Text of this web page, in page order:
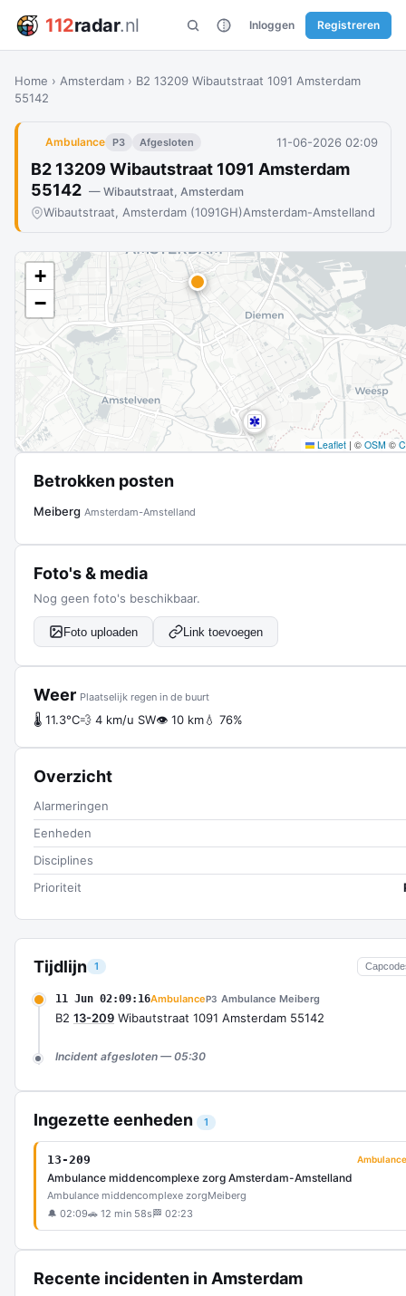
112radar.nl Inloggen Registreren
Home › Amsterdam › B2 13209 Wibautstraat 1091 Amsterdam
55142
Ambulance P3 Afgesloten 11-06-2026 02:09
B2 13209 Wibautstraat 1091 Amsterdam
55142 — Wibautstraat, Amsterdam
Wibautstraat, Amsterdam (1091GH)Amsterdam-Amstelland
Tijdlijn 1
11 Jun 02:09:16AmbulanceP3 Ambulance Meiberg
B2 13-209 Wibautstraat 1091 Amsterdam 55142
Incident afgesloten — 05:30
Ingezette eenheden 1
13-209 Ambulance
Ambulance middencomplexe zorg Amsterdam-Amstelland
Ambulance middencomplexe zorgMeiberg
🔔 02:09🚗 12 min 58s 🏁 02:23
Recente incidenten in Amsterdam
+
−
Leaflet | © OSM ©
Betrokken posten
Meiberg Amsterdam-Amstelland
Foto's & media
Nog geen foto's beschikbaar.
Foto uploaden Link toevoegen
Weer Plaatselijk regen in de buurt
🌡 11.3°C💨 4 km/u SW👁 10 km💧 76%
Overzicht
Alarmeringen
Eenheden
Disciplines
Prioriteit